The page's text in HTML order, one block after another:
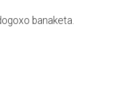
banaketa.